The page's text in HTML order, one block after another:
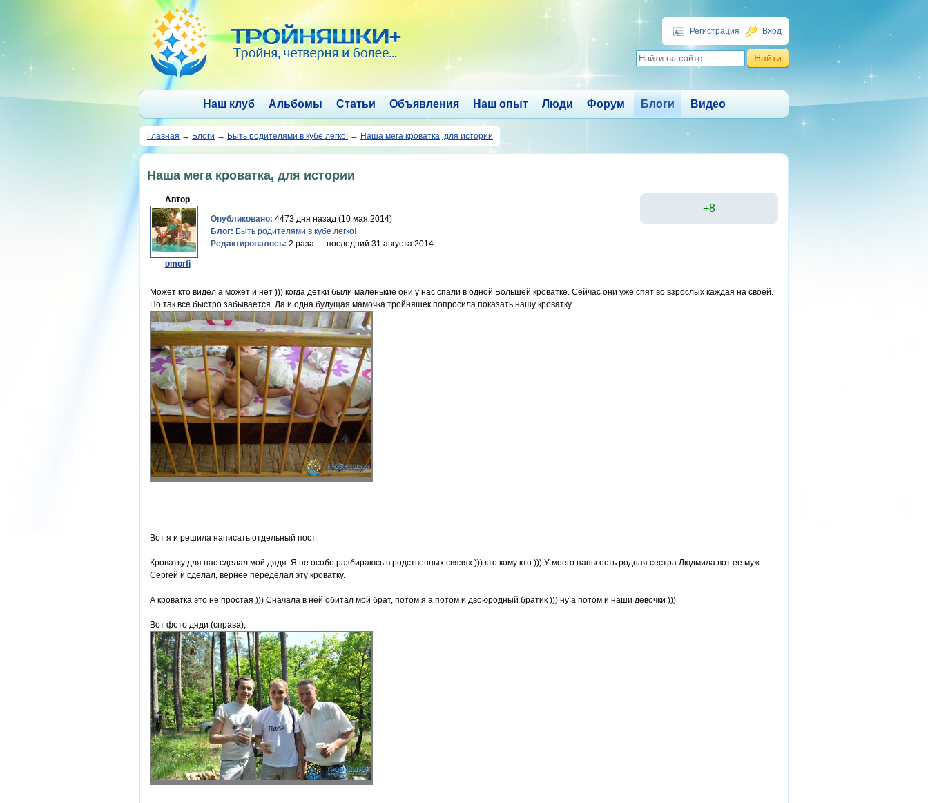
Регистрация Вход
Наш клуб Альбомы Статьи Объявления Наш опыт Люди Форум Блоги Видео
Главная → Блоги → Быть родителями в кубе легко! → Наша мега кроватка, для истории
Наша мега кроватка, для истории
Автор
omorfi
Опубликовано: 4473 дня назад (10 мая 2014)
Блог: Быть родителями в кубе легко!
Редактировалось: 2 раза — последний 31 августа 2014
+8
Может кто видел а может и нет ))) когда детки были маленькие они у нас спали в одной Большей кроватке. Сейчас они уже спят во взрослых каждая на своей.
Но так все быстро забывается. Да и одна будущая мамочка тройняшек попросила показать нашу кроватку.
Вот я и решила написать отдельный пост.
Кроватку для нас сделал мой дядя. Я не особо разбираюсь в родственных связях ))) кто кому кто ))) У моего папы есть родная сестра Людмила вот ее муж
Сергей и сделал, вернее переделал эту кроватку.
А кроватка это не простая ))) Сначала в ней обитал мой брат, потом я а потом и двоюродный братик ))) ну а потом и наши девочки )))
Вот фото дяди (справа),